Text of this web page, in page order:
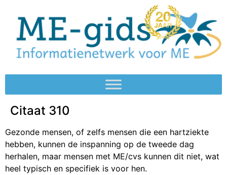
Citaat 310
Gezonde mensen, of zelfs mensen die een hartziekte
hebben, kunnen de inspanning op de tweede dag
herhalen, maar mensen met ME/cvs kunnen dit niet, wat
heel typisch en specifiek is voor hen.